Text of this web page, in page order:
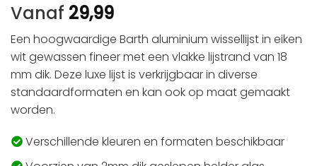
Vanaf 29,99
Een hoogwaardige Barth aluminium wissellijst in eiken
wit gewassen fineer met een vlakke lijstrand van 18
mm dik. Deze luxe lijst is verkrijgbaar in diverse
standaardformaten en kan ook op maat gemaakt
worden.
Verschillende kleuren en formaten beschikbaar